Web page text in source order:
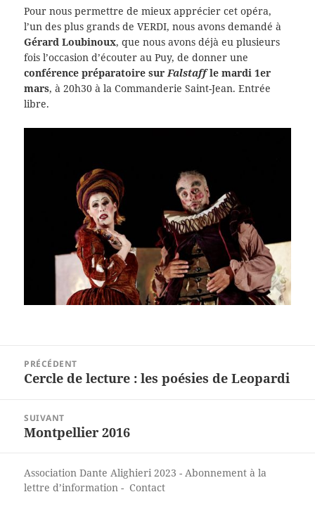
Pour nous permettre de mieux apprécier cet opéra,
l’un des plus grands de VERDI, nous avons demandé à
Gérard Loubinoux, que nous avons déjà eu plusieurs
fois l’occasion d’écouter au Puy, de donner une
conférence préparatoire surFalstaffle mardi 1er
mars, à 20h30 à la Commanderie Saint-Jean. Entrée
libre.
l’article
PRÉCÉDENT
Article
Cercle de lecture : les poésies de Leopardi
SUIVANT
Article
Montpellier 2016
Association Dante Alighieri2023 -Abonnement à la
lettre d’information -Contact